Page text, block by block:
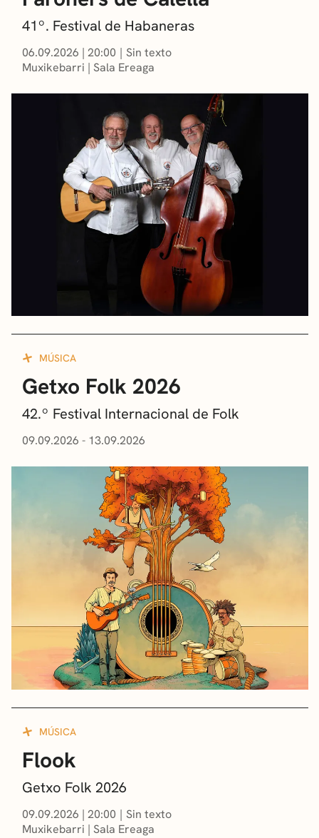
41º. Festival de Habaneras
06.09.2026 | 20:00
Sin texto
Muxikebarri | Sala Ereaga
MÚSICA
Getxo Folk 2026
42.º Festival Internacional de Folk
09.09.2026 - 13.09.2026
MÚSICA
Flook
Getxo Folk 2026
09.09.2026 | 20:00
Sin texto
Muxikebarri | Sala Ereaga